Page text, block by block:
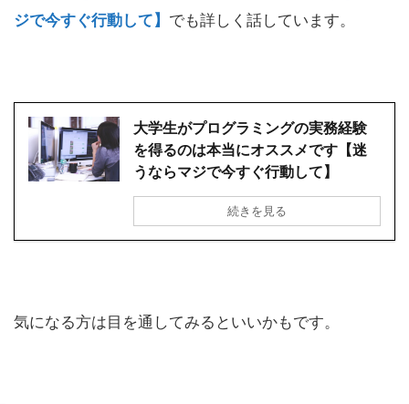
ジで今すぐ行動して】 でも詳しく話しています。
大学生がプログラミングの実務経験
を得るのは本当にオススメです【迷
うならマジで今すぐ行動して】
続きを見る
気になる方は目を通してみるといいかもです。